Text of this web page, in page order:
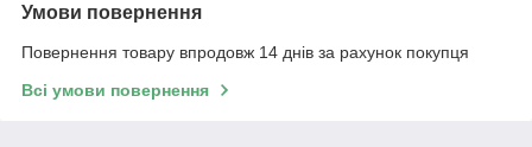
Умови повернення
Повернення товару впродовж 14 днів за рахунок покупця
Всі умови повернення